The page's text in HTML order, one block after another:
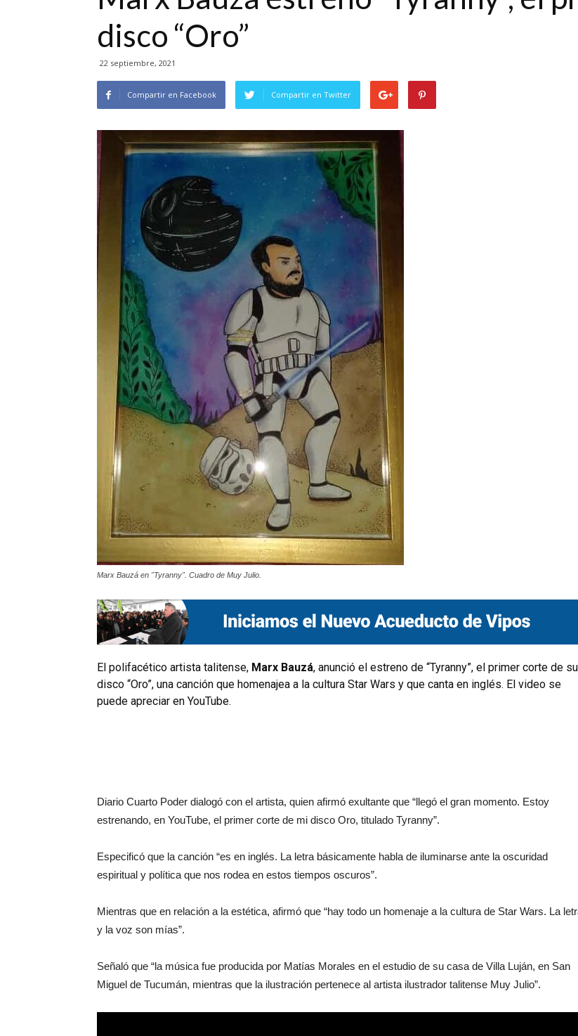
disco “Oro”
22 septiembre, 2021
Compartir en Facebook Compartir en Twitter
Marx Bauzá en "Tyranny". Cuadro de Muy Julio.
El polifacético artista talitense, Marx Bauzá, anunció el estreno de “Tyranny”, el primer corte de su
disco “Oro”, una canción que homenajea a la cultura Star Wars y que canta en inglés. El video se
puede apreciar en YouTube.
Diario Cuarto Poder dialogó con el artista, quien afirmó exultante que “llegó el gran momento. Estoy
estrenando, en YouTube, el primer corte de mi disco Oro, titulado Tyranny”.
Especificó que la canción “es en inglés. La letra básicamente habla de iluminarse ante la oscuridad
espiritual y política que nos rodea en estos tiempos oscuros”.
Mientras que en relación a la estética, afirmó que “hay todo un homenaje a la cultura de Star Wars. La
y la voz son mías”.
Señaló que “la música fue producida por Matías Morales en el estudio de su casa de Villa Luján, en San
Miguel de Tucumán, mientras que la ilustración pertenece al artista ilustrador talitense Muy Julio”.